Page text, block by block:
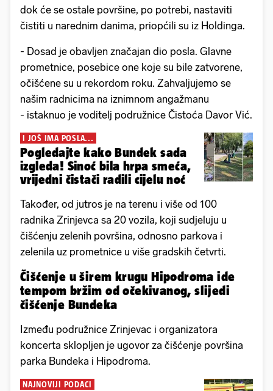
dok će se ostale površine, po potrebi, nastaviti
čistiti u narednim danima, priopćili su iz Holdinga.
- Dosad je obavljen značajan dio posla. Glavne
prometnice, posebice one koje su bile zatvorene,
očišćene su u rekordom roku. Zahvaljujemo se
našim radnicima na iznimnom angažmanu
- istaknuo je voditelj podružnice Čistoća Davor Vić.
I JOŠ IMA POSLA...
Pogledajte kako Bundek sada
izgleda! Sinoć bila hrpa smeća,
vrijedni čistači radili cijelu noć
Također, od jutros je na terenu i više od 100
radnika Zrinjevca sa 20 vozila, koji sudjeluju u
čišćenju zelenih površina, odnosno parkova i
zelenila uz prometnice u više gradskih četvrti.
Čišćenje u širem krugu Hipodroma ide
tempom bržim od očekivanog, slijedi
čišćenje Bundeka
Između podružnice Zrinjevac i organizatora
koncerta sklopljen je ugovor za čišćenje površina
parka Bundeka i Hipodroma.
NAJNOVIJI PODACI